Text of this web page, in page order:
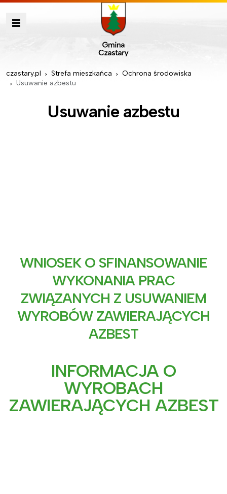
czastary.pl Strefa mieszkańca
Ochrona środowiska
Usuwanie azbestu
Usuwanie azbestu
WNIOSEK O SFINANSOWANIE
WYKONANIA PRAC
ZWIĄZANYCH Z USUWANIEM
WYROBÓW ZAWIERAJĄCYCH
AZBEST
INFORMACJA O
WYROBACH
ZAWIERAJĄCYCH AZBEST